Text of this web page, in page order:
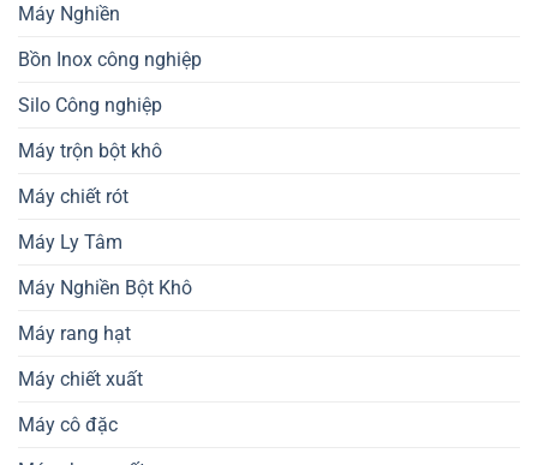
Máy Nghiền
Bồn Inox công nghiệp
Silo Công nghiệp
Máy trộn bột khô
Máy chiết rót
Máy Ly Tâm
Máy Nghiền Bột Khô
Máy rang hạt
Máy chiết xuất
Máy cô đặc